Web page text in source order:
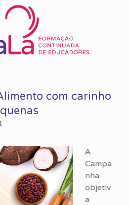
com carinho
A
Campa
nha
objetiv
a